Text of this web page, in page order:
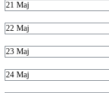
21 Maj
22 Maj
23 Maj
24 Maj